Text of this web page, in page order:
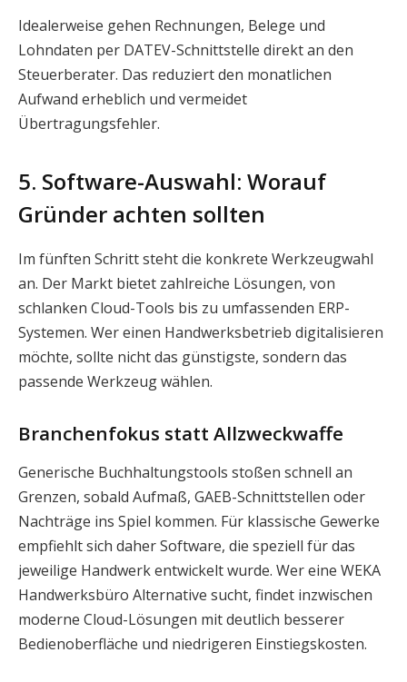
Idealerweise gehen Rechnungen, Belege und
Lohndaten per DATEV-Schnittstelle direkt an den
Steuerberater. Das reduziert den monatlichen
Aufwand erheblich und vermeidet
Übertragungsfehler.
5. Software-Auswahl: Worauf
Gründer achten sollten
Im fünften Schritt steht die konkrete Werkzeugwahl
an. Der Markt bietet zahlreiche Lösungen, von
schlanken Cloud-Tools bis zu umfassenden ERP-
Systemen. Wer einen Handwerksbetrieb digitalisieren
möchte, sollte nicht das günstigste, sondern das
passende Werkzeug wählen.
Branchenfokus statt Allzweckwaffe
Generische Buchhaltungstools stoßen schnell an
Grenzen, sobald Aufmaß, GAEB-Schnittstellen oder
Nachträge ins Spiel kommen. Für klassische Gewerke
empfiehlt sich daher Software, die speziell für das
jeweilige Handwerk entwickelt wurde. Wer eine WEKA
Handwerksbüro Alternative sucht, findet inzwischen
moderne Cloud-Lösungen mit deutlich besserer
Bedienoberfläche und niedrigeren Einstiegskosten.